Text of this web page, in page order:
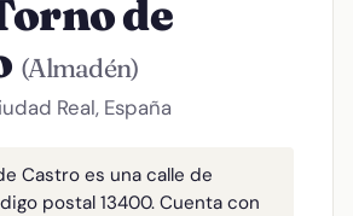
de
(Almadén)
Real, España
Castro es una calle de
postal 13400. Cuenta con